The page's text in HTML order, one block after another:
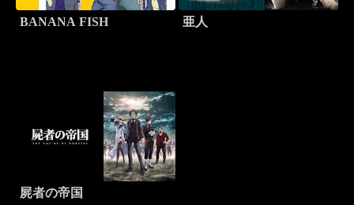
BANANA FISH 亜人
屍者の帝国